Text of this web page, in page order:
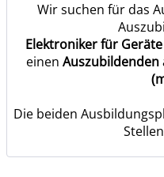
Wir suchen für das
Elektroniker für
einen
Die beiden